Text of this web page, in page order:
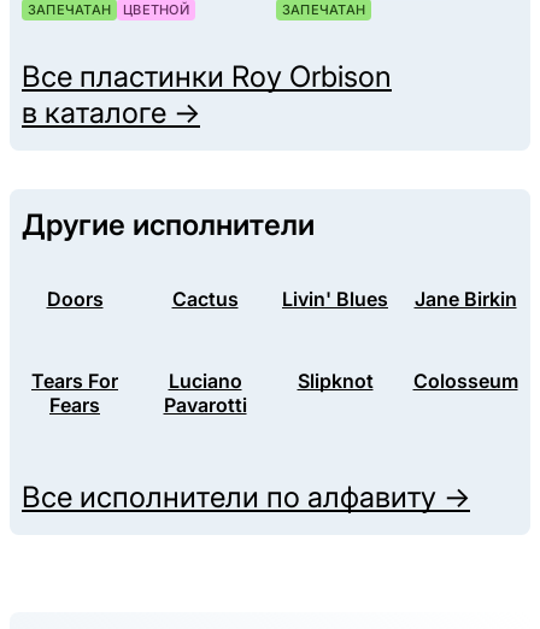
ЗАПЕЧАТАН
ЦВЕТНОЙ
ЗАПЕЧАТАН
Все пластинки Roy Orbison
в каталоге →
Другие исполнители
Doors Cactus Livin' Blues Jane Birkin
Tears For
Fears
Luciano
Pavarotti
Slipknot Colosseum
Все исполнители по алфавиту →